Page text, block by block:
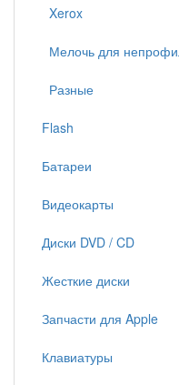
Xerox
Мелочь для
Разные
Flash
Батареи
Видеокарты
Диски DVD / CD
Жесткие диски
Запчасти для Apple
Клавиатуры